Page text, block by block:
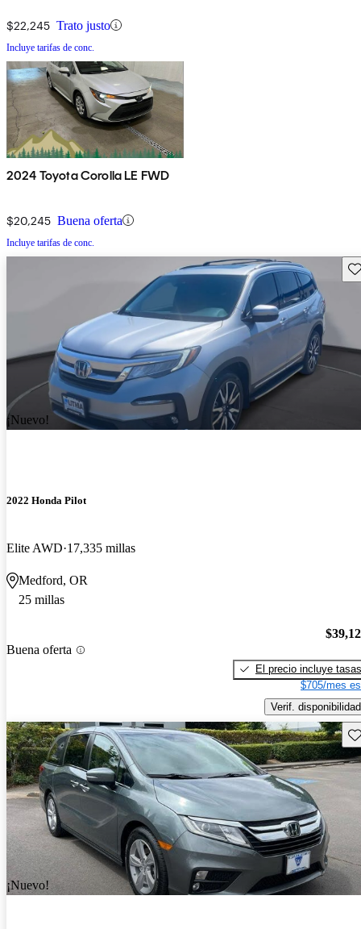
$22,245 Trato justo
Incluye tarifas de conc.
2024 Toyota Corolla LE FWD
$20,245 Buena oferta
Incluye tarifas de conc.
¡Nuevo!
2022 Honda Pilot
Elite AWD 17,335 millas
Medford, OR
25 millas
Buena oferta
El precio incluye tasas
$705/mes
Verif. disponibilidad
¡Nuevo!